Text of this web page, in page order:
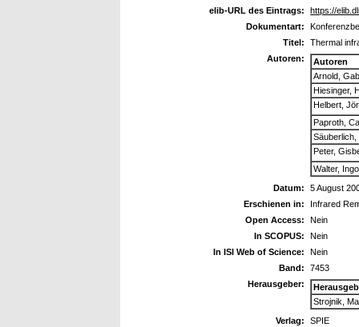
elib-URL des Eintrags:
https://
Dokumentart:
Titel:
Thermal
Autoren:
Autoren
Arnold,
Hiesinger,
Helbert,
Paproth,
Peter,
Walter, Ingo
Datum:
5 August
Erschienen in:
Infrared
Open Access:
Nein
In SCOPUS:
Nein
In ISI Web of Science:
Nein
Band:
7453
Herausgeber:
Strojnik,
Verlag:
SPIE